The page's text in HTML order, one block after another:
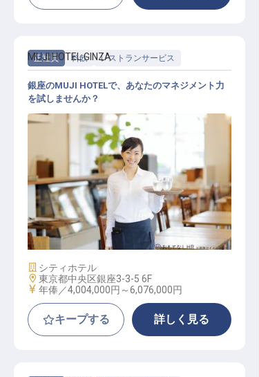
正社員 料飲 レストランサービス
レストランホール店長候補
MUJI HOTEL GINZA
銀座のMUJI HOTELで、あなたのマネジメント力
を試しませんか？
施設業態
シティホテル
勤務地
東京都中央区銀座3-3-5 6F
給与
年俸／4,004,000円～6,076,000円
キープする 詳しく見る